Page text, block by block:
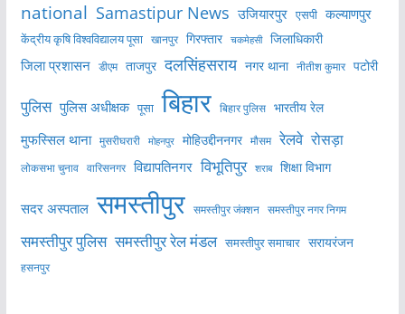
national Samastipur News उजियारपुर एसपी कल्याणपुर
केंद्रीय कृषि विश्वविद्यालय पूसा खानपुर गिरफ्तार चकमेहसी जिलाधिकारी
जिला प्रशासन डीएम ताजपुर दलसिंहसराय नगर थाना नीतीश कुमार पटोरी
पुलिस पुलिस अधीक्षक पूसा बिहार बिहार पुलिस भारतीय रेल
मुफस्सिल थाना मुसरीघरारी मोहनपुर मोहिउद्दीननगर मौसम रेलवे रोसड़ा
लोकसभा चुनाव वारिसनगर विद्यापतिनगर विभूतिपुर शराब शिक्षा विभाग
सदर अस्पताल समस्तीपुर समस्तीपुर जंक्शन समस्तीपुर नगर निगम
समस्तीपुर पुलिस समस्तीपुर रेल मंडल समस्तीपुर समाचार सरायरंजन
हसनपुर